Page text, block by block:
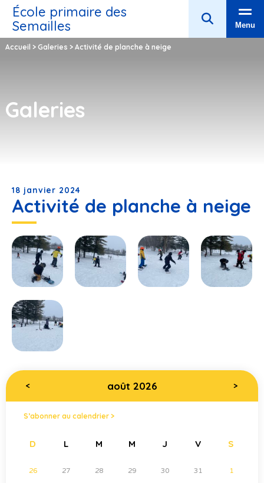
École primaire des
Semailles
Menu
Accueil > Galeries > Activité de planche à neige
Galeries
18 janvier 2024
Activité de planche à neige
< août 2026 >
S’abonner au calendrier >
D L M M J V S
26 27 28 29 30 31 1